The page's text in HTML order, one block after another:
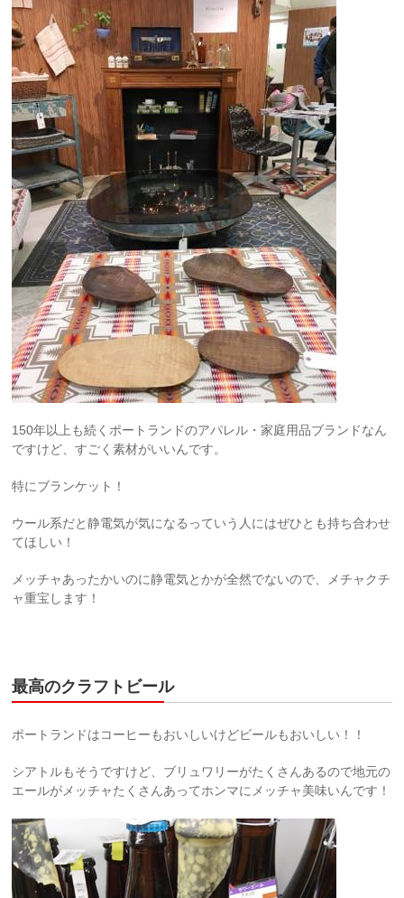
150年以上も続くポートランドのアパレル・家庭用品ブランドなん
ですけど、すごく素材がいいんです。
特にブランケット！
ウール系だと静電気が気になるっていう人にはぜひとも持ち合わせ
てほしい！
メッチャあったかいのに静電気とかが全然でないので、メチャクチ
ャ重宝します！
最高のクラフトビール
ポートランドはコーヒーもおいしいけどビールもおいしい！！
シアトルもそうですけど、ブリュワリーがたくさんあるので地元の
エールがメッチャたくさんあってホンマにメッチャ美味いんです！